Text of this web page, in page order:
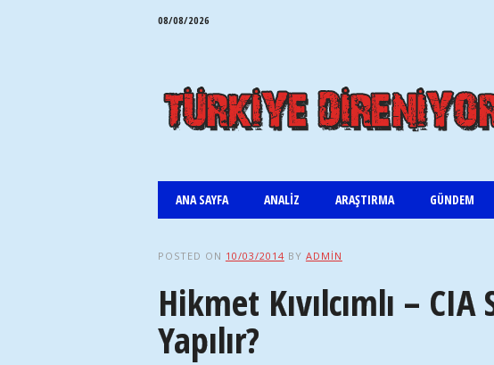
08/08/2026
Main menu
ANA SAYFA ANALIZ ARAŞTIRMA GÜNDEM
POSTED ON 10/03/2014 BY ADMIN
Hikmet Kıvılcımlı –
Yapılır?